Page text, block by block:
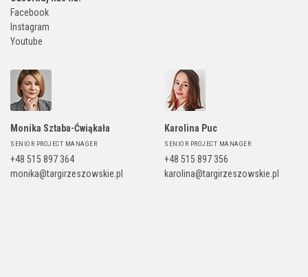
Facebook
Instagram
Youtube
Monika Sztaba-Ćwiąkała
SENIOR PROJECT MANAGER
+48 515 897 364
monika@targirzeszowskie.pl
Karolina Puc
SENIOR PROJECT MANAGER
+48 515 897 356
karolina@targirzeszowskie.pl